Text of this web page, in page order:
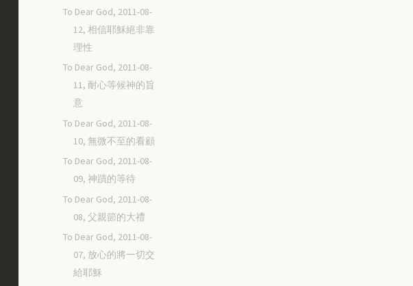
To Dear God, 2011-08-
12, 相信耶穌絕非靠
理性
To Dear God, 2011-08-
11, 耐心等候神的旨
意
To Dear God, 2011-08-
10, 無微不至的看顧
To Dear God, 2011-08-
09, 神蹟的等待
To Dear God, 2011-08-
08, 父親節的大禮
To Dear God, 2011-08-
07, 放心的將一切交
給耶穌